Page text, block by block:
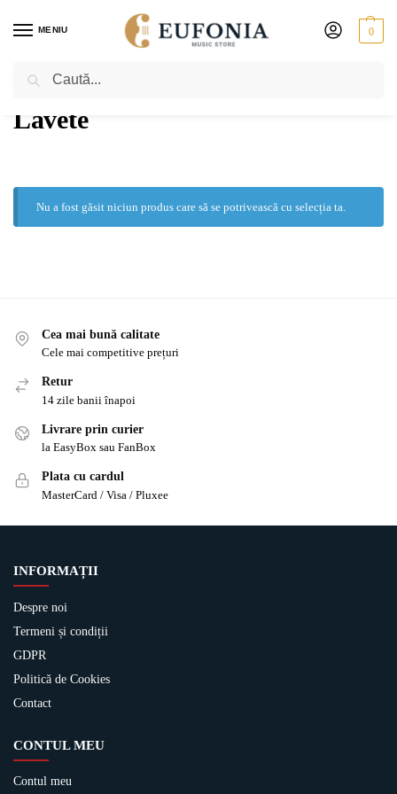
MENIU 0
PRIMA PAGINĂ
Lavete
Nu a fost găsit niciun produs care să se potrivească cu selecția ta.
Cea mai bună calitate
Cele mai competitive prețuri
Retur
14 zile banii înapoi
Livrare prin curier
la EasyBox sau FanBox
Plata cu cardul
MasterCard / Visa / Pluxee
INFORMAȚII
Despre noi
Termeni și condiții
GDPR
Politică de Cookies
Contact
CONTUL MEU
Contul meu